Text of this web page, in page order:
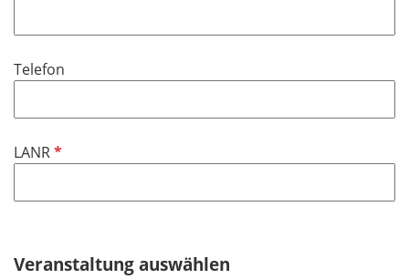
c
t
e
d
Telefon
LANRP
h
Veranstaltung auswählen